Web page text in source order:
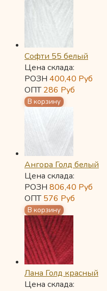
Софти 55 белый
Цена склада:
РОЗН 400,40 Руб
ОПТ286 Руб
Ангора Голд белый
Цена склада:
РОЗН 806,40 Руб
ОПТ576 Руб
Лана Голд красный
Цена склада: